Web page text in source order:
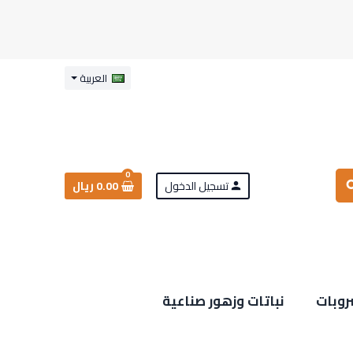
العربية
person تسجيل الدخول
0
0.00 ريال
نباتات وزهور صناعية